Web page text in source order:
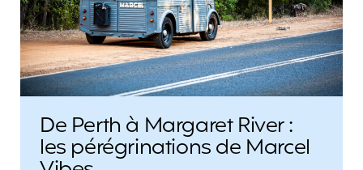
De Perth à Margaret River :
les pérégrinations de Marcel